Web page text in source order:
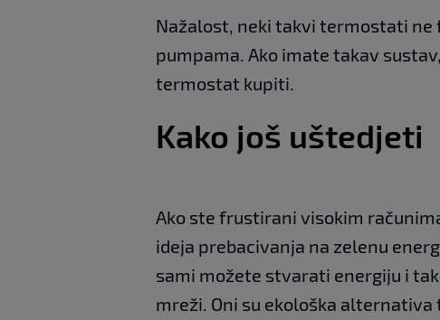
Nažalost, neki takvi termostati
pumpama. Ako imate takav
termostat kupiti.
Kako još uštedjeti
Ako ste frustirani visokim
ideja prebacivanja na zelenu
sami možete stvarati energiju i
mreži. Oni su ekološka